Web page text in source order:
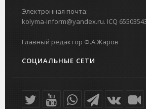
Электронная почта:
kolyma-inform@yandex.ru. ICQ
Главный редактор Ф.А.Жаров
СОЦИАЛЬНЫЕ СЕТИ